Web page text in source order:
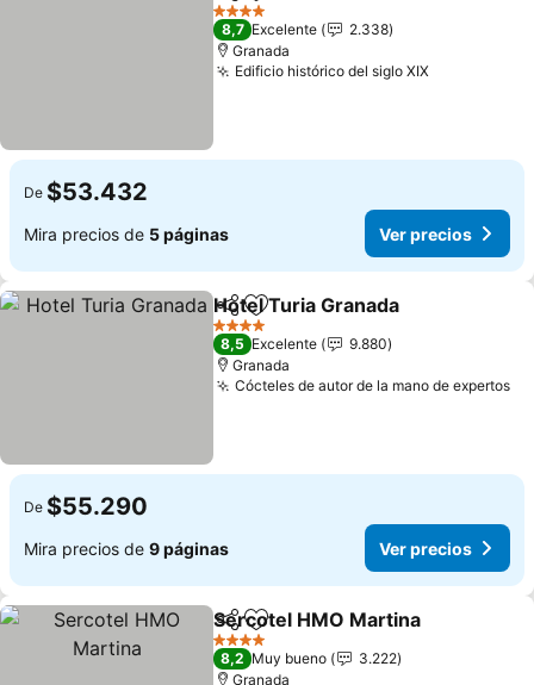
4 Estrellas
8,7 Excelente
2.338
Granada
Edificio histórico del siglo XIX
De $53.432
Mira precios de 5 páginas Ver precios
CompartirAgregar a favoritos
Hotel Turia Granada
4 Estrellas
8,5 Excelente
9.880
Granada
Cócteles de autor de la mano de expertos
De $55.290
Mira precios de 9 páginas Ver precios
CompartirAgregar a favoritos
Sercotel HMO Martina
4 Estrellas
8,2 Muy bueno
3.222
Granada